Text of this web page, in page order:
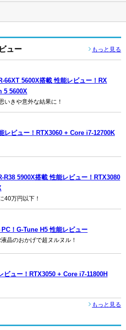
ュー もっと見る
66XT 5600X搭載 性能レビュー！RX
5 5600X
いきや意外な結果に！
レビュー！RTX3060 + Core i7-12700K
R38 5900X搭載 性能レビュー！RTX3080
40万円以下！
！G-Tune H5 性能レビュー
晶のおかげで超ヌルヌル！
ビュー！RTX3050 + Core i7-11800H
もっと見る